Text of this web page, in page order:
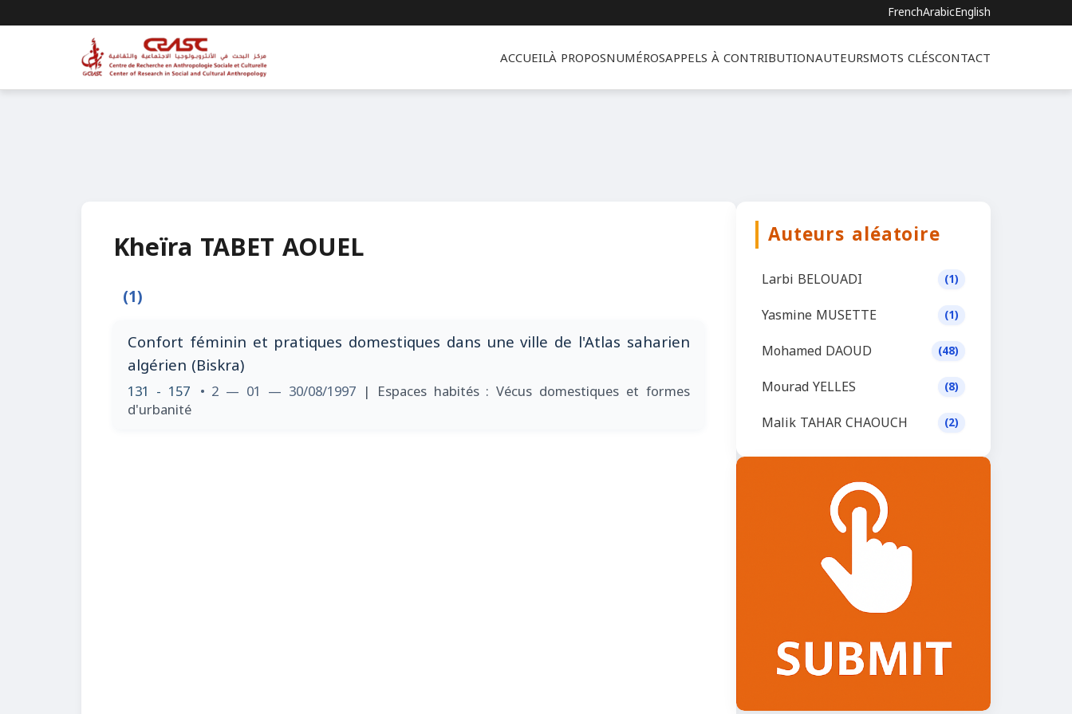
FrenchArabicEnglish
ACCUEILÀ PROPOSNUMÉROSAPPELS À CONTRIBUTIONAUTEURSMOTS CLÉSCONTACT
Kheïra TABET AOUEL
(1)
Confort féminin et pratiques domestiques dans une ville de l'Atlas saharien
algérien (Biskra)
131 - 157 • 2 — 01 — 30/08/1997 | Espaces habités : Vécus domestiques et formes
d'urbanité
Auteurs aléatoire
Larbi BELOUADI (1)
Yasmine MUSETTE (1)
Mohamed DAOUD (48)
Mourad YELLES (8)
Malik TAHAR CHAOUCH (2)